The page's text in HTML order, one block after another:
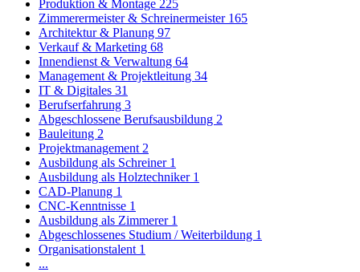
Produktion & Montage 225
Zimmerermeister & Schreinermeister 165
Architektur & Planung 97
Verkauf & Marketing 68
Innendienst & Verwaltung 64
Management & Projektleitung 34
IT & Digitales 31
Berufserfahrung 3
Abgeschlossene Berufsausbildung 2
Bauleitung 2
Projektmanagement 2
Ausbildung als Schreiner 1
Ausbildung als Holztechniker 1
CAD-Planung 1
CNC-Kenntnisse 1
Ausbildung als Zimmerer 1
Abgeschlossenes Studium / Weiterbildung 1
Organisationstalent 1
...